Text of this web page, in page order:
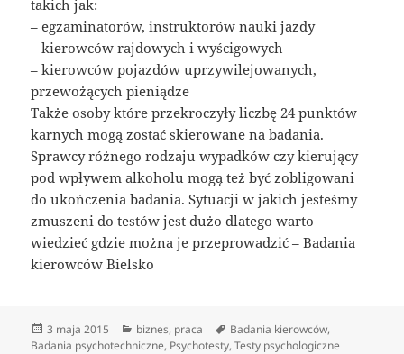
takich jak:
– egzaminatorów, instruktorów nauki jazdy
– kierowców rajdowych i wyścigowych
– kierowców pojazdów uprzywilejowanych,
przewożących pieniądze
Także osoby które przekroczyły liczbę 24 punktów
karnych mogą zostać skierowane na badania.
Sprawcy różnego rodzaju wypadków czy kierujący
pod wpływem alkoholu mogą też być zobligowani
do ukończenia badania. Sytuacji w jakich jesteśmy
zmuszeni do testów jest dużo dlatego warto
wiedzieć gdzie można je przeprowadzić – Badania
kierowców Bielsko
Data
publikacji
3 maja 2015 Kategorie
biznes, praca Tagi
Badania kierowców,
Badania psychotechniczne, Psychotesty,Testy psychologiczne